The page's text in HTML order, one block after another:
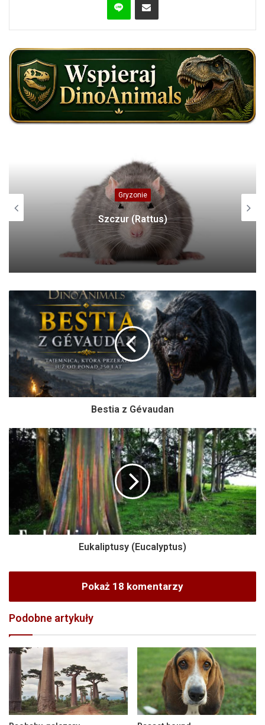
Dinozaury
Czilantajzaur (Chilantaisaurus)
Bestia z Gévaudan
Eukaliptusy (Eucalyptus)
Pokaż 18 komentarzy
Podobne artykuły